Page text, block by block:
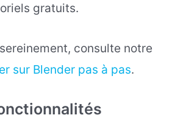
gratuits.
consulte notre
sur Blender pas à pas.